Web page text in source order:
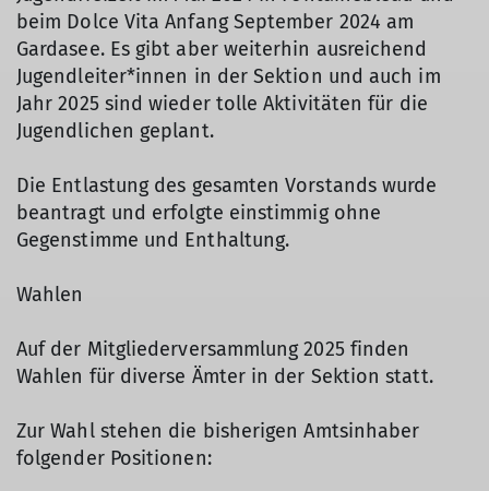
beim Dolce Vita Anfang September 2024 am
Gardasee. Es gibt aber weiterhin ausreichend
Jugendleiter*innen in der Sektion und auch im
Jahr 2025 sind wieder tolle Aktivitäten für die
Jugendlichen geplant.
Die Entlastung des gesamten Vorstands wurde
beantragt und erfolgte einstimmig ohne
Gegenstimme und Enthaltung.
Wahlen
Auf der Mitgliederversammlung 2025 finden
Wahlen für diverse Ämter in der Sektion statt.
Zur Wahl stehen die bisherigen Amtsinhaber
folgender Positionen: